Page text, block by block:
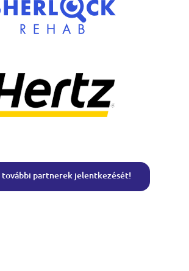
partnerek jelentkezését!